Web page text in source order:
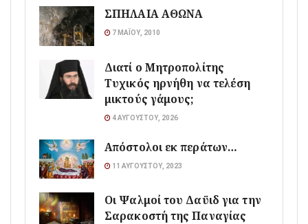
ΣΠΗΛΑΙΑ ΑΘΩΝΑ
7 ΜΑΪ́ΟΥ, 2010
Διατί ο Μητροπολίτης
Τυχικός ηρνήθη να τελέση
μικτούς γάμους;
4 ΑΥΓΟΎΣΤΟΥ, 2026
Απόστολοι εκ περάτων…
11 ΑΥΓΟΎΣΤΟΥ, 2023
Οι Ψαλμοί του Δαϋιδ για την
Σαρακοστή της Παναγίας